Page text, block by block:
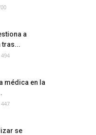
a
tras...
494
médica en la
447
se